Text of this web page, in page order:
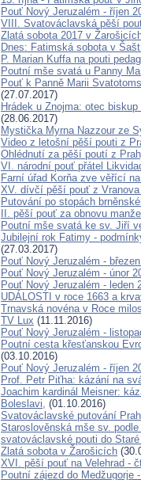
Pouť Nový Jeruzalém - říjen
VIII. Svatováclavská pěší
Zlatá sobota 2017 v
Dnes: Fatimská sobota v
P. Marian Kuffa na pouti
Poutní mše svatá u Panny
Pouť k Panně Marii
(27.07.2017)
Hrádek u Znojma: otec
(28.06.2017)
Mystička Myrna Nazzour ze
Video z letošní pěší pouti z
Ohlédnutí za pěší poutí z
VI. národní pouť přátel
Farní úřad Korňa zve věřící
XV. dívčí pěší pouť z
Putování po stopách
II. pěší pouť za obnovu
Poutní mše svatá ke sv. Jiří
Jubilejní rok Fatimy -
(27.03.2017)
Pouť Nový Jeruzalém -
Pouť Nový Jeruzalém - únor
Pouť Nový Jeruzalém - leden
UDÁLOSTI v roce 1663 a
Trnavská novéna v Roce
TV Lux (11.11.2016)
Pouť Nový Jeruzalém -
Poutní cesta křesťanskou
(03.10.2016)
Pouť Nový Jeruzalém - říjen
Prof. Petr Piťha: kázání na
Joachim kardinál Meisner:
Boleslavi, (01.10.2016)
Svatováclavské putování
Staroslověnská mše sv.
svatováclavské pouti do
Zlatá sobota v Žarošicích
XVI. pěší pouť na Velehrad -
Poutní zájezd do Medžugorje